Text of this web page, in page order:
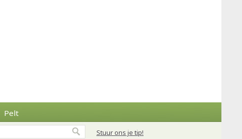
Pelt
Stuur ons je tip!